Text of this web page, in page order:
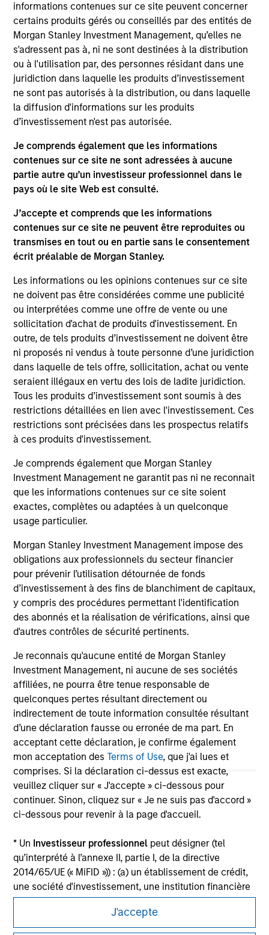
informations contenues sur ce site peuvent concerner
certains produits gérés ou conseillés par des entités de
Morgan Stanley Investment Management, qu’elles ne
s'adressent pas à, ni ne sont destinées à la distribution
ou à l'utilisation par, des personnes résidant dans une
juridiction dans laquelle les produits d’investissement
ne sont pas autorisés à la distribution, ou dans laquelle
la diffusion d'informations sur les produits
d’investissement n'est pas autorisée.
Je comprends également que les informations
contenues sur ce site ne sont adressées à aucune
partie autre qu’un investisseur professionnel dans le
pays où le site Web est consulté.
J’accepte et comprends que les informations
contenues sur ce site ne peuvent être reproduites ou
transmises en tout ou en partie sans le consentement
écrit préalable de Morgan Stanley.
Les informations ou les opinions contenues sur ce site
ne doivent pas être considérées comme une publicité
ou interprétées comme une offre de vente ou une
sollicitation d'achat de produits d'investissement. En
outre, de tels produits d’investissement ne doivent être
ni proposés ni vendus à toute personne d’une juridiction
dans laquelle de tels offre, sollicitation, achat ou vente
seraient illégaux en vertu des lois de ladite juridiction.
Tous les produits d’investissement sont soumis à des
restrictions détaillées en lien avec l'investissement. Ces
restrictions sont précisées dans les prospectus relatifs
à ces produits d'investissement.
Je comprends également que Morgan Stanley
Investment Management ne garantit pas ni ne reconnait
que les informations contenues sur ce site soient
exactes, complètes ou adaptées à un quelconque
usage particulier.
Morgan Stanley Investment Management impose des
obligations aux professionnels du secteur financier
pour prévenir l’utilisation détournée de fonds
d’investissement à des fins de blanchiment de capitaux,
y compris des procédures permettant l'identification
des abonnés et la réalisation de vérifications, ainsi que
d'autres contrôles de sécurité pertinents.
Je reconnais qu'aucune entité de Morgan Stanley
Investment Management, ni aucune de ses sociétés
affiliées, ne pourra être tenue responsable de
quelconques pertes résultant directement ou
indirectement de toute information consultée résultant
d’une déclaration fausse ou erronée de ma part. En
acceptant cette déclaration, je confirme également
mon acceptation desTerms of Use, que j'ai lues et
comprises. Si la déclaration ci-dessus est exacte,
veuillez cliquer sur « J'accepte » ci-dessous pour
continuer. Sinon, cliquez sur « Je ne suis pas d'accord »
ci-dessous pour revenir à la page d'accueil.
* Un Investisseur professionnel peut désigner (tel
qu’interprété à l’annexe II, partie I, de la directive
2014/65/UE (« MiFID »)) : (a) un établissement de crédit,
une société d'investissement, une institution financière
autorisée et réglementée, une compagnie d'assurance,
un organisme de placement collectif ou la société de
gestion de cet organisme, un fonds de pension ou la
J'accepte
municipal separately managed accounts at
Western Asset Management Company and was a
Director and portfolio manager for municipal
money market funds with Citigroup Asset
Management. Julie earned a B.S. in accounting
from Fairfield University and holds the Chartered
Financial Analyst designation.
Team Insights
ARTICLE
Craig Brandon on CNBC The
Exchange
Craig Brandon, co-head of municipals at
Morgan Stanley Investment Management, joins
CNBC The Exchange to discuss views about
how the municipal bond market can potentially
weather volatility during times of uncertainty,
how a slowdown could impact the sector, and
26-MAR-2025
May not represent all Team Members.
The information on this page is for informational
purposes only. The information contained herein does
not constitute and should not be construed as an
offering of advisory services or an offer to sell or a
solicitation of an offer to buy any securities in any
jurisdiction in which such offer or solicitation,
securities, insurance or other laws of such jurisdiction.
All investing involves risks, including a loss of principal.
Please refer to the strategy detail page for important
information on the strategy, including additional risk
considerations.
Morgan Stanley
Morgan Stanley Careers